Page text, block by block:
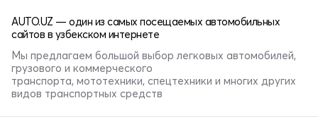
AUTO.UZ — один из самых посещаемых автомобильных
сайтов в узбекском интернете
Мы предлагаем большой выбор легковых автомобилей,
грузового и коммерческого
транспорта, мототехники, спецтехники и многих других
видов транспортных средств